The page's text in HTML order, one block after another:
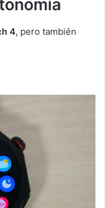
4, pero también